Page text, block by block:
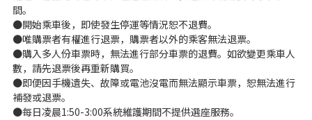
間。
●開始乘車後，即使發生停運等情況恕不退費。
●唯購票者有權進行退票，購票者以外的乘客無法退票。
●購入多人份車票時，無法進行部分車票的退費。如欲變更乘車人
數，請先退票後再重新購買。
●即便因手機遺失、故障或電池沒電而無法顯示車票，恕無法進行
補發或退票。
●每日凌晨1:50-3:00系統維護期間不提供選座服務。